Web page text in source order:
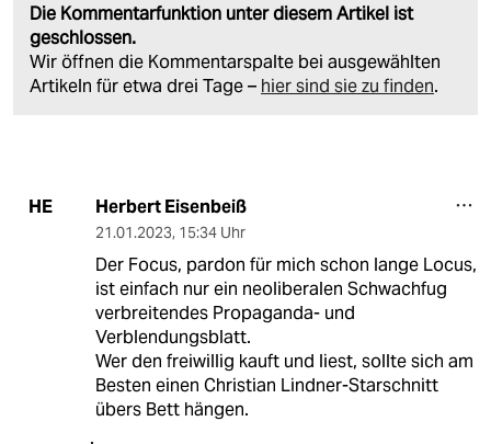
Die Kommentarfunktion unter diesem Artikel ist
geschlossen.
Wir öffnen die Kommentarspalte bei ausgewählten
Artikeln für etwa drei Tage – hier sind sie zu finden.
HE Herbert Eisenbeiß
21.01.2023, 15:34 Uhr
Der Focus, pardon für mich schon lange Locus,
ist einfach nur ein neoliberalen Schwachfug
verbreitendes Propaganda- und
Verblendungsblatt.
Wer den freiwillig kauft und liest, sollte sich am
Besten einen Christian Lindner-Starschnitt
übers Bett hängen.